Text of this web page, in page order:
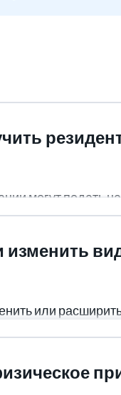
могут подать
или
и может